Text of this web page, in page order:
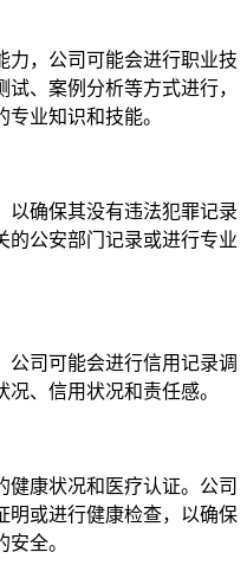
力，公司可能会进行职业技
、案例分析等方式进行，
业知识和技能。
以确保其没有违法犯罪记录
的公安部门记录或进行专业
公司可能会进行信用记录调
、信用状况和责任感。
健康状况和医疗认证。公司
明或进行健康检查，以确保
全。